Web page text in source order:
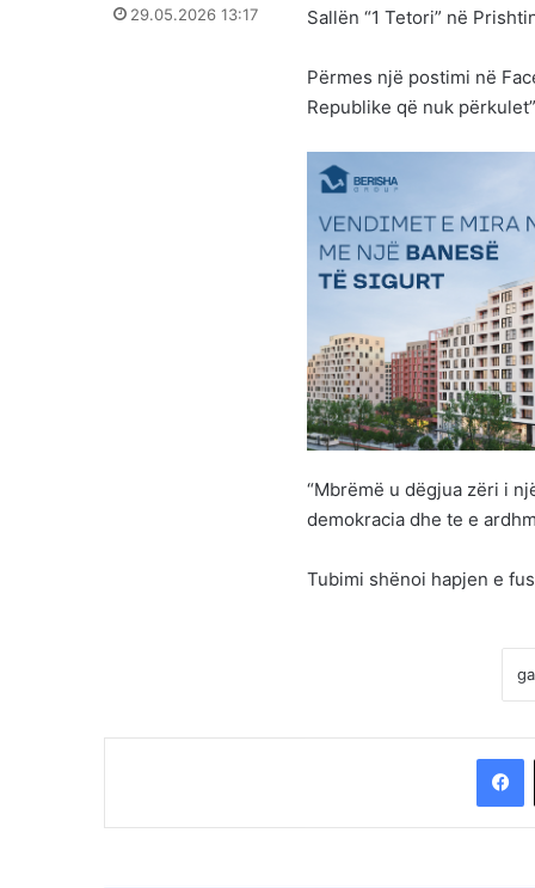
Sallën “1 Tetori” në
Përmes një postimi në
Republike që nuk
“Mbrëmë u dëgjua zëri i
demokracia dhe te e
Tubimi shënoi hapjen e
29.05.2026 13:17